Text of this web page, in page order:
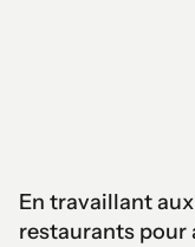
En travaillant
restaurants pour